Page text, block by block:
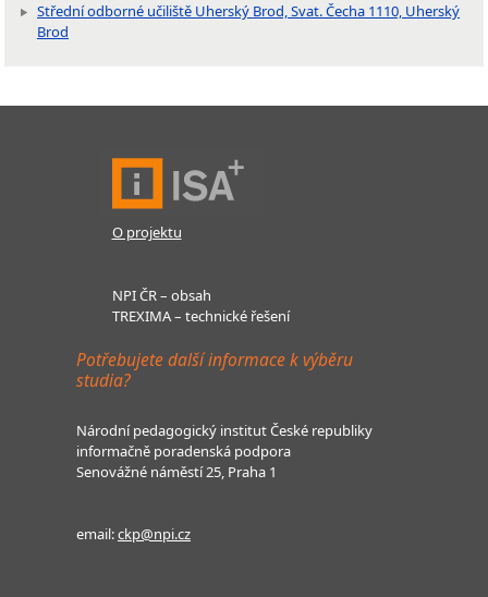
Střední odborné učiliště Uherský Brod, Svat. Čecha 1110, Uherský
Brod
O projektu
NPI ČR – obsah
TREXIMA – technické řešení
Potřebujete další informace k výběru
studia?
Národní pedagogický institut České republiky
informačně poradenská podpora
Senovážné náměstí 25, Praha 1
email:ckp@npi.cz